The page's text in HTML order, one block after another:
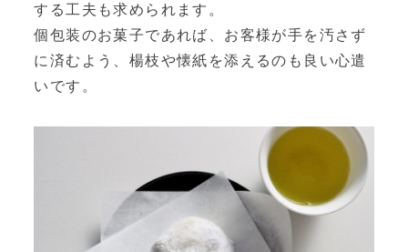
する工夫も求められます。
個包装のお菓子であれば、お客様が手を汚さず
に済むよう、楊枝や懐紙を添えるのも良い心遣
いです。